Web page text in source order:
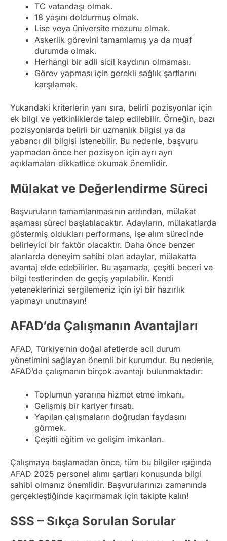
TC vatandaşı olmak.
18 yaşını doldurmuş olmak.
Lise veya üniversite mezunu olmak.
Askerlik görevini tamamlamış ya da muaf
durumda olmak.
Herhangi bir adli sicil kaydının olmaması.
Görev yapması için gerekli sağlık şartlarını
karşılamak.
Yukarıdaki kriterlerin yanı sıra, belirli pozisyonlar için
ek bilgi ve yetkinliklerde talep edilebilir. Örneğin, bazı
pozisyonlarda belirli bir uzmanlık bilgisi ya da
yabancı dil bilgisi istenebilir. Bu nedenle, başvuru
yapmadan önce her pozisyon için ayrı ayrı
açıklamaları dikkatlice okumak önemlidir.
Mülakat ve Değerlendirme Süreci
Başvuruların tamamlanmasının ardından, mülakat
aşaması süreci başlatılacaktır. Adayların, mülakatlarda
göstermiş oldukları performans, işe alım sürecinde
belirleyici bir faktör olacaktır. Daha önce benzer
alanlarda deneyim sahibi olan adaylar, mülakatta
avantaj elde edebilirler. Bu aşamada, çeşitli beceri ve
bilgi testlerinden de geçiş yapılabilir. Kendi
yeteneklerinizi sergilemeniz için iyi bir hazırlık
yapmayı unutmayın!
AFAD’da Çalışmanın Avantajları
AFAD, Türkiye’nin doğal afetlerde acil durum
yönetimini sağlayan önemli bir kurumdur. Bu nedenle,
AFAD’da çalışmanın birçok avantajı bulunmaktadır:
Toplumun yararına hizmet etme imkanı.
Gelişmiş bir kariyer fırsatı.
Yapılan çalışmaların doğrudan faydasını
görmek.
Çeşitli eğitim ve gelişim imkanları.
Çalışmaya başlamadan önce, tüm bu bilgiler ışığında
AFAD 2025 personel alımı şartları konusunda bilgi
sahibi olmanız önemlidir. Başvurularınızı zamanında
gerçekleştiğinde kaçırmamak için takipte kalın!
SSS – Sıkça Sorulan Sorular